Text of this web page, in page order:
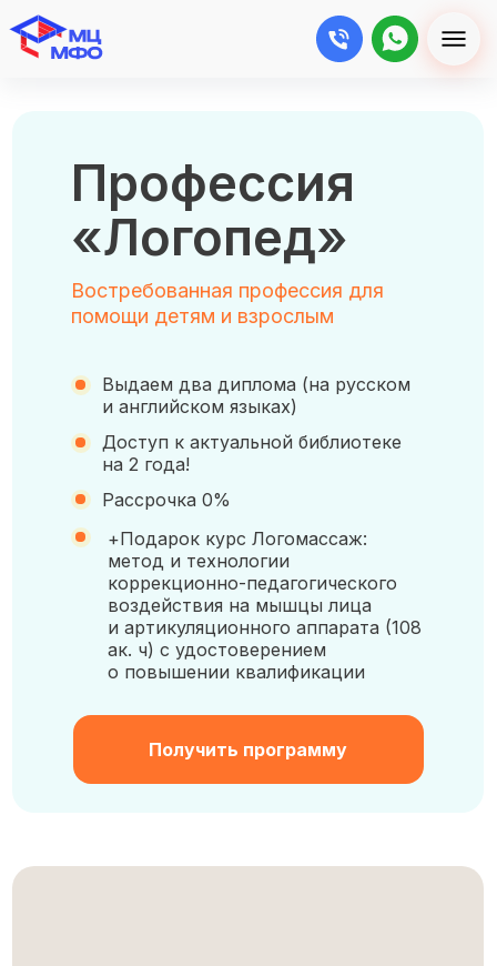
Профессия
«Логопед»
Востребованная профессия для
помощи детям и взрослым
Получить программу
Выдаем два диплома (на русском
и английском языках)
Рассрочка 0%
+Подарок курс Логомассаж:
метод и технологии
коррекционно-педагогического
воздействия на мышцы лица
и артикуляционного аппарата (108
ак. ч) с удостоверением
о повышении квалификации
Доступ к актуальной библиотеке
на 2 года!